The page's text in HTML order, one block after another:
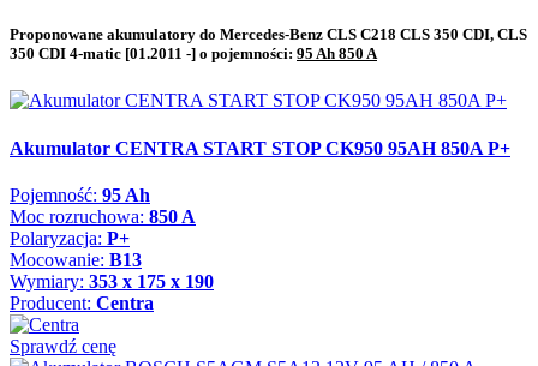
Proponowane akumulatory do Mercedes-Benz CLS C218 CLS 350 CDI, CLS
350 CDI 4-matic [01.2011 -] o pojemności: 95 Ah 850 A
Akumulator CENTRA START STOP CK950 95AH 850A P+
Pojemność: 95 Ah
Moc rozruchowa: 850 A
Polaryzacja: P+
Mocowanie: B13
Wymiary: 353 x 175 x 190
Producent: Centra
Sprawdź cenę